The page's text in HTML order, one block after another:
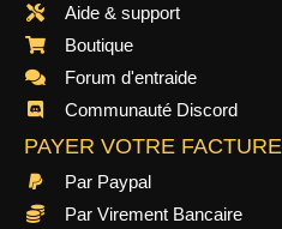
Aide & support
Boutique
Forum d'entraide
Communauté Discord
PAYER VOTRE FACTURE
Par Paypal
Par Virement Bancaire